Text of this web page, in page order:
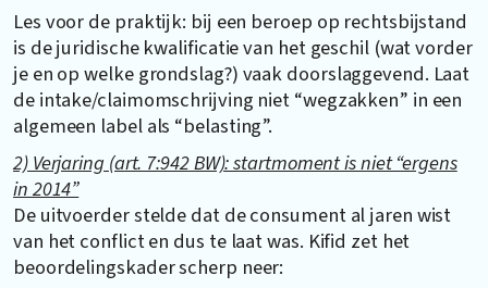
Les voor de praktijk: bij een beroep op rechtsbijstand
is de juridische kwalificatie van het geschil (wat vorder
je en op welke grondslag?) vaak doorslaggevend. Laat
de intake/claimomschrijving niet “wegzakken” in een
algemeen label als “belasting”.
2) Verjaring (art. 7:942 BW): startmoment is niet “ergens
in 2014”
De uitvoerder stelde dat de consument al jaren wist
van het conflict en dus te laat was. Kifid zet het
beoordelingskader scherp neer: